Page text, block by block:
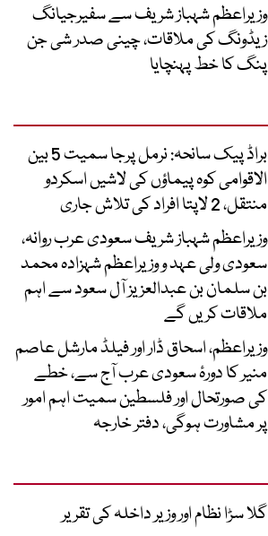
وزیراعظم شہباز شریف سے سفیرجیانگ
زیڈونگ کی ملاقات، چینی صدر شی جن
پنگ کا خط پہنچایا
براڈ پیک سانحہ: نرمل پرجا سمیت 5 بین
الاقوامی کوہ پیماؤں کی لاشیں اسکردو
منتقل، 2 لاپتا افراد کی تلاش جاری
وزیراعظم شہباز شریف سعودی عرب روانہ،
سعودی ولی عہد و وزیراعظم شہزادہ محمد
بن سلمان بن عبدالعزیز آل سعود سے اہم
ملاقات کریں گے
وزیراعظم، اسحاق ڈار اور فیلڈ مارشل عاصم
منیر کا دورۂ سعودی عرب آج سے، خطے
کی صورتحال اور فلسطین سمیت اہم امور
پر مشاورت ہوگی، دفتر خارجہ
گلا سڑا نظام اور وزیر داخلہ کی تقریر